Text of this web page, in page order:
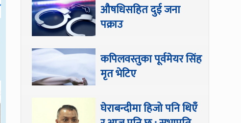
औषधिसहित दुई जना
पक्राउ
कपिलवस्तुका पूर्वमेयर सिंह
मृत भेटिए
घेराबन्दीमा हिजो पनि थिएँ